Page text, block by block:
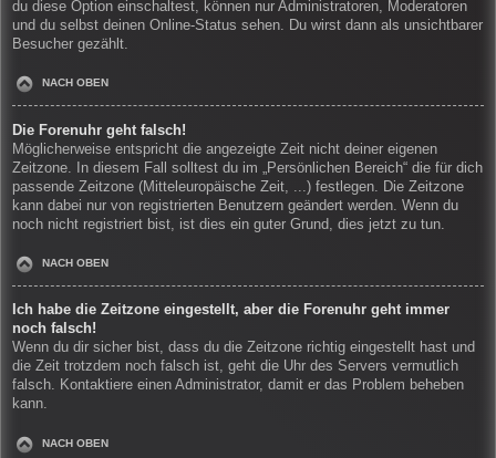
du diese Option einschaltest, können nur Administratoren, Moderatoren
und du selbst deinen Online-Status sehen. Du wirst dann als unsichtbarer
Besucher gezählt.
NACH OBEN
Die Forenuhr geht falsch!
Möglicherweise entspricht die angezeigte Zeit nicht deiner eigenen
Zeitzone. In diesem Fall solltest du im „Persönlichen Bereich“ die für dich
passende Zeitzone (Mitteleuropäische Zeit, ...) festlegen. Die Zeitzone
kann dabei nur von registrierten Benutzern geändert werden. Wenn du
noch nicht registriert bist, ist dies ein guter Grund, dies jetzt zu tun.
NACH OBEN
Ich habe die Zeitzone eingestellt, aber die Forenuhr geht immer
noch falsch!
Wenn du dir sicher bist, dass du die Zeitzone richtig eingestellt hast und
die Zeit trotzdem noch falsch ist, geht die Uhr des Servers vermutlich
falsch. Kontaktiere einen Administrator, damit er das Problem beheben
kann.
NACH OBEN